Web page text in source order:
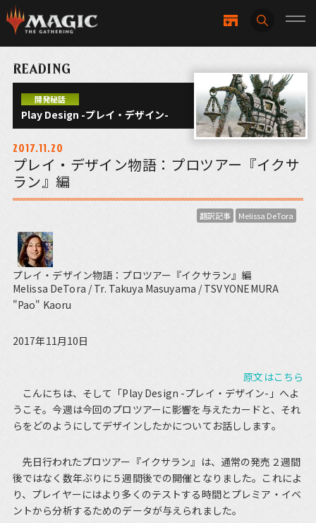
READING
開発秘話
Play Design -プレイ・デザイン-
2017.11.20
プレイ・デザイン物語：プロツアー『イクサ
ラン』編
翻訳記事 Melissa DeTora
プレイ・デザイン物語：プロツアー『イクサラン』編
Melissa DeTora / Tr. Takuya Masuyama / TSV YONEMURA
"Pao" Kaoru
2017年11月10日
原文はこちら
こんにちは、そして「Play Design -プレイ・デザイン-」へよ
うこそ。今週は今回のプロツアーに影響を与えたカードと、それ
らをどのようにしてデザインしたかについてお話しします。
先日行われたプロツアー『イクサラン』は、通常の発売２週間
後ではなく数年ぶりに５週間後での開催となりました。これによ
り、プレイヤーにはより多くのテストする時間とプレミア・イベ
ントから分析するためのデータが与えられました。